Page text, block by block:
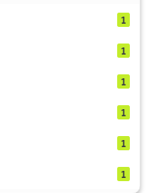
1
1
1
1
1
1